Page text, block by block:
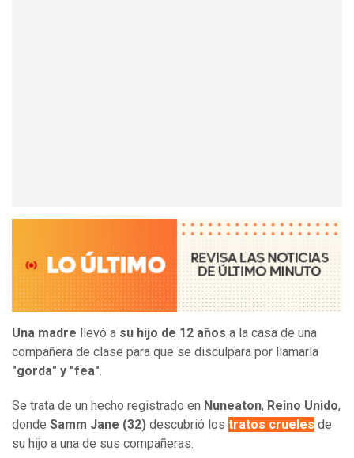
Una madre llevó a su hijo de 12 años a la casa de una
compañera de clase para que se disculpara por llamarla
"gorda" y "fea".
Se trata de un hecho registrado en Nuneaton, Reino Unido,
donde Samm Jane (32) descubrió los tratos crueles de
su hijo a una de sus compañeras.